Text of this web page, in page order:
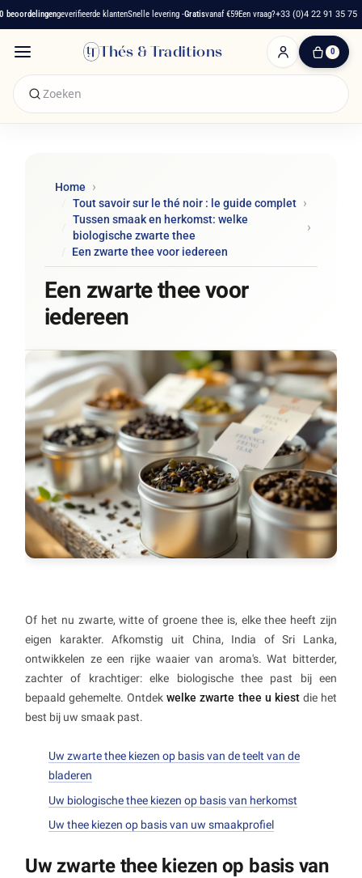
geverifieerde klantenSnelle levering -Gratisvanaf €59Een vraag?+33 (0)4 22 91 35 75
Thés & Traditions 0
0
Home
Tout savoir sur le thé noir : le guide complet
Tussen smaak en herkomst: welke
biologische zwarte thee
Een zwarte thee voor iedereen
Een zwarte thee voor
iedereen
Of het nu zwarte, witte of groene thee is, elke thee heeft zijn
eigen karakter. Afkomstig uit China, India of Sri Lanka,
ontwikkelen ze een rijke waaier van aroma's. Wat bitterder,
zachter of krachtiger: elke biologische thee past bij een
bepaald gehemelte. Ontdekwelke zwarte thee u kiestdie het
best bij uw smaak past.
Uw zwarte thee kiezen op basis van de teelt van de
bladeren
Uw biologische thee kiezen op basis van herkomst
Uw thee kiezen op basis van uw smaakprofiel
Uw zwarte thee kiezen op basis van